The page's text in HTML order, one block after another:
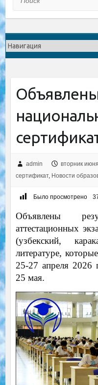
admin вторник
сертификат, Новости
Было просмотрено
Объявлены
аттестационных
(узбекский,
литературе,
25-27 апреля 2026
25 мая.